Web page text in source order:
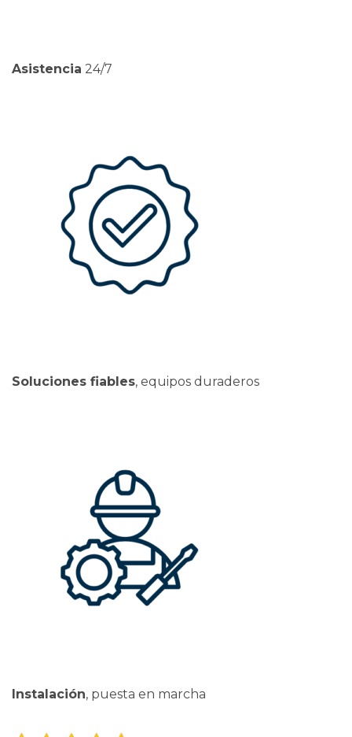
Asistencia 24/7
Soluciones fiables, equipos duraderos
Instalación, puesta en marcha